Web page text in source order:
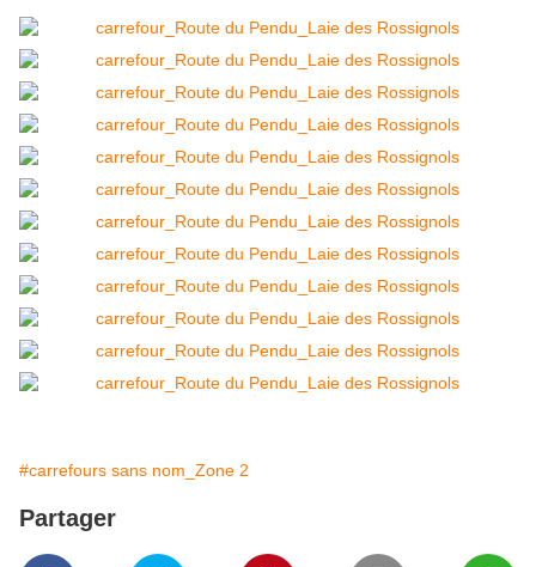
#carrefours sans nom_Zone 2
Partager